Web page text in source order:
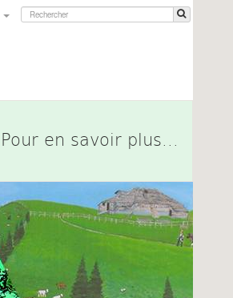
Pour en savoir plus...